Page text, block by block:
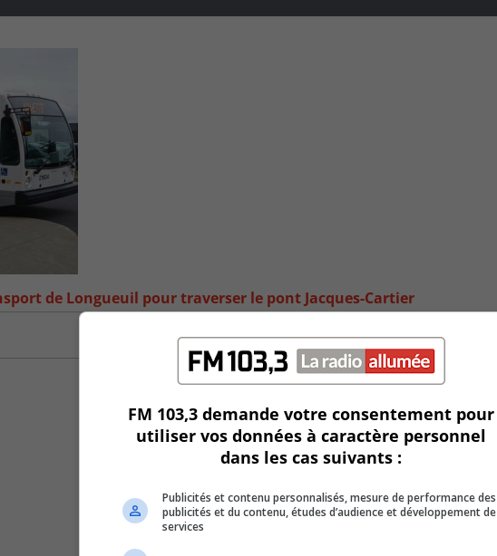
de Longueuil pour traverser le pont Jacques-Cartier
FM 103,3 demande votre consentement pour
utiliser vos données à caractère personnel
dans les cas suivants :
Publicités et contenu personnalisés, mesure de performance des
publicités et du contenu, études d’audience et développement de
services